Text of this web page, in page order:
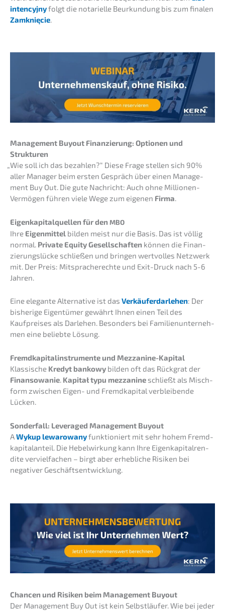
inten­cy­j­nyfolgt die notari­el­le Beurkun­dung bis zum finalen
Zamknięcie.
Manage­ment Buyout Finan­zie­rung: Optio­nen und
Strukturen
„Wie soll ich das bezah­len?“ Diese Frage stellen sich 90%
aller Manager beim ersten Gespräch über einen Manage­
ment Buy Out. Die gute Nachricht: Auch ohne Millio­nen-
Vermö­gen führen viele Wege zum eigenen Firma.
Eigen­ka­pi­tal­quel­len für den MBO
Ihre Eigen­mit­tel bilden meist nur die Basis. Das ist völlig
normal. Priva­te Equity Gesell­schaf­ten können die Finan­
zie­rungs­lü­cke schlie­ßen und bringen wertvol­les Netzwerk
mit. Der Preis: Mitspra­che­rech­te und Exit-Druck nach 5-6
Jahren.
Eine elegan­te Alter­na­ti­ve ist das Verkäu­fer­dar­le­hen: Der
bishe­ri­ge Eigen­tü­mer gewährt Ihnen einen Teil des
Kaufprei­ses als Darle­hen. Beson­ders bei Famili­en­un­ter­neh­
men eine belieb­te Lösung.
Fremd­ka­pi­tal­in­stru­men­te und Mezzanine-Kapital
Klassi­sche Kredyt bankowy bilden oft das Rückgrat der
Finan­so­wa­nie. Kapitał typu mezza­ni­neschließt als Misch­
form zwischen Eigen- und Fremd­ka­pi­tal verblei­ben­de
Lücken.
Sonder­fall: Lever­a­ged Manage­ment Buyout
AWykup lewarowa­nyfunktio­niert mit sehr hohem Fremd­
ka­pi­tal­an­teil. Die Hebel­wir­kung kann Ihre Eigen­ka­pi­tal­ren­
di­te verviel­fa­chen – birgt aber erheb­li­che Risiken bei
negati­ver Geschäftsentwicklung.
Chancen und Risiken beim Manage­ment Buyout
Der Manage­ment Buy Out ist kein Selbst­läu­fer. Wie bei jeder